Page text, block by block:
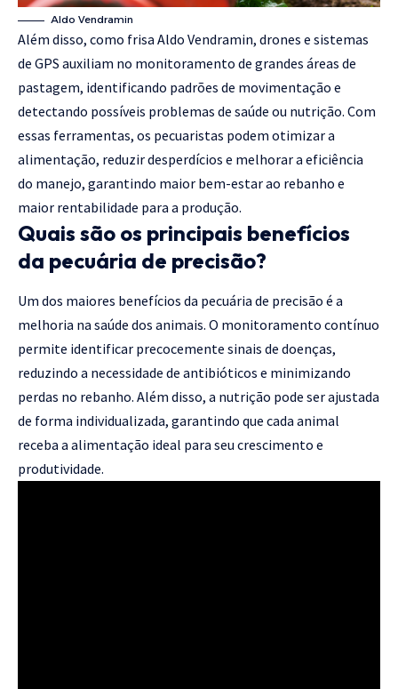
Aldo Vendramin
Além disso, como frisa Aldo Vendramin, drones e sistemas
de GPS auxiliam no monitoramento de grandes áreas de
pastagem, identificando padrões de movimentação e
detectando possíveis problemas de saúde ou nutrição. Com
essas ferramentas, os pecuaristas podem otimizar a
alimentação, reduzir desperdícios e melhorar a eficiência
do manejo, garantindo maior bem-estar ao rebanho e
maior rentabilidade para a produção.
Quais são os principais benefícios
da pecuária de precisão?
Um dos maiores benefícios da pecuária de precisão é a
melhoria na saúde dos animais. O monitoramento contínuo
permite identificar precocemente sinais de doenças,
reduzindo a necessidade de antibióticos e minimizando
perdas no rebanho. Além disso, a nutrição pode ser ajustada
de forma individualizada, garantindo que cada animal
receba a alimentação ideal para seu crescimento e
produtividade.